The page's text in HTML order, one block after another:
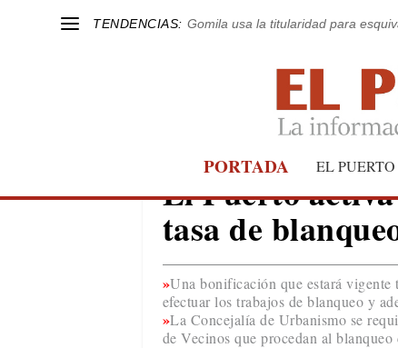
TENDENCIAS: Gomila usa la titularidad para
PORTADA EL PUERTO
URBANISMO
El Puerto
tasa de
Una bonificación que estará vigente
efectuar los trabajos de blanqueo y
La Concejalía de Urbanismo se
de Vecinos que procedan al blanqueo